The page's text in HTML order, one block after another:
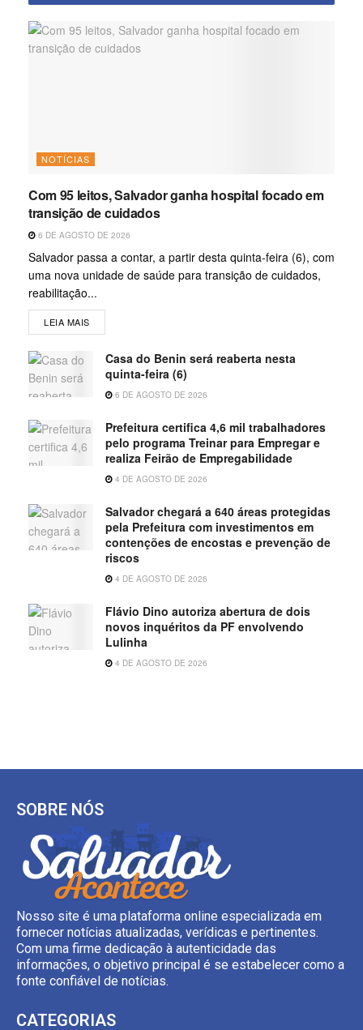
NOTÍCIAS
Com 95 leitos, Salvador ganha hospital focado em
transição de cuidados
6 DE AGOSTO DE 2026
Salvador passa a contar, a partir desta quinta-feira (6), com
uma nova unidade de saúde para transição de cuidados,
reabilitação...
LEIA MAIS
Casa do Benin será reaberta nesta
quinta-feira (6)
6 DE AGOSTO DE 2026
Prefeitura certifica 4,6 mil trabalhadores
pelo programa Treinar para Empregar e
realiza Feirão de Empregabilidade
4 DE AGOSTO DE 2026
Salvador chegará a 640 áreas protegidas
pela Prefeitura com investimentos em
contenções de encostas e prevenção de
riscos
4 DE AGOSTO DE 2026
Flávio Dino autoriza abertura de dois
novos inquéritos da PF envolvendo
Lulinha
4 DE AGOSTO DE 2026
SOBRE NÓS
Nosso site é uma plataforma online especializada em
fornecer notícias atualizadas, verídicas e pertinentes.
Com uma firme dedicação à autenticidade das
informações, o objetivo principal é se estabelecer como a
fonte confiável de notícias.
CATEGORIAS